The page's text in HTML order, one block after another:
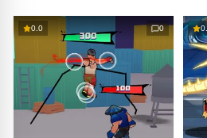
0.0 0